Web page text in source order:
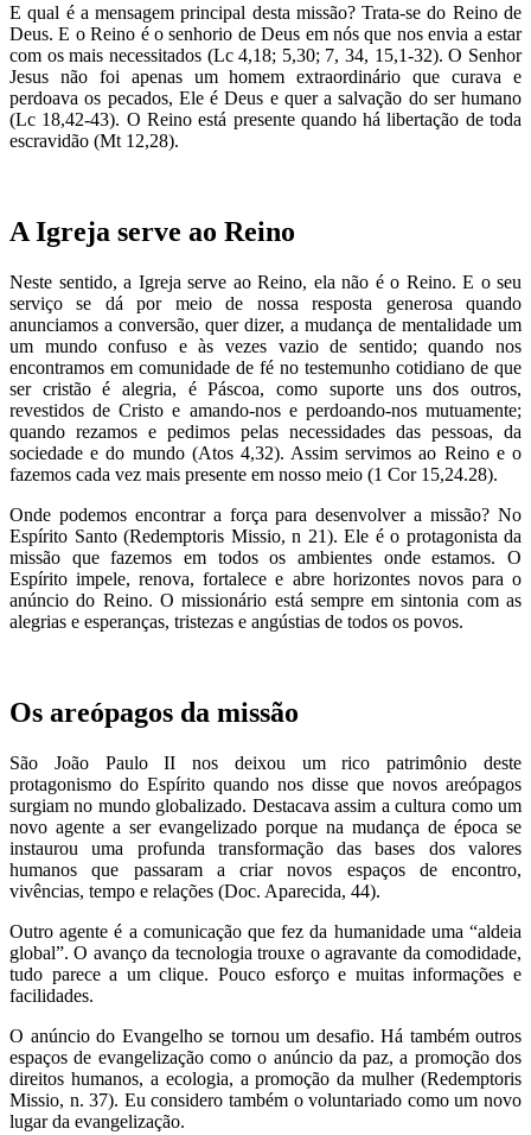
E qual é a mensagem principal desta missão? Trata-se do Reino de
Deus. E o Reino é o senhorio de Deus em nós que nos envia a estar
com os mais necessitados (Lc 4,18; 5,30; 7, 34, 15,1-32). O Senhor
Jesus não foi apenas um homem extraordinário que curava e
perdoava os pecados, Ele é Deus e quer a salvação do ser humano
(Lc 18,42-43). O Reino está presente quando há libertação de toda
escravidão (Mt 12,28).
A Igreja serve ao Reino
Neste sentido, a Igreja serve ao Reino, ela não é o Reino. E o seu
serviço se dá por meio de nossa resposta generosa quando
anunciamos a conversão, quer dizer, a mudança de mentalidade um
um mundo confuso e às vezes vazio de sentido; quando nos
encontramos em comunidade de fé no testemunho cotidiano de que
ser cristão é alegria, é Páscoa, como suporte uns dos outros,
revestidos de Cristo e amando-nos e perdoando-nos mutuamente;
quando rezamos e pedimos pelas necessidades das pessoas, da
sociedade e do mundo (Atos 4,32). Assim servimos ao Reino e o
fazemos cada vez mais presente em nosso meio (1 Cor 15,24.28).
Onde podemos encontrar a força para desenvolver a missão? No
Espírito Santo (Redemptoris Missio, n 21). Ele é o protagonista da
missão que fazemos em todos os ambientes onde estamos. O
Espírito impele, renova, fortalece e abre horizontes novos para o
anúncio do Reino. O missionário está sempre em sintonia com as
alegrias e esperanças, tristezas e angústias de todos os povos.
Os areópagos da missão
São João Paulo II nos deixou um rico patrimônio deste
protagonismo do Espírito quando nos disse que novos areópagos
surgiam no mundo globalizado. Destacava assim a cultura como um
novo agente a ser evangelizado porque na mudança de época se
instaurou uma profunda transformação das bases dos valores
humanos que passaram a criar novos espaços de encontro,
vivências, tempo e relações (Doc. Aparecida, 44).
Outro agente é a comunicação que fez da humanidade uma “aldeia
global”. O avanço da tecnologia trouxe o agravante da comodidade,
tudo parece a um clique. Pouco esforço e muitas informações e
facilidades.
O anúncio do Evangelho se tornou um desafio. Há também outros
espaços de evangelização como o anúncio da paz, a promoção dos
direitos humanos, a ecologia, a promoção da mulher (Redemptoris
Missio, n. 37). Eu considero também o voluntariado como um novo
lugar da evangelização.